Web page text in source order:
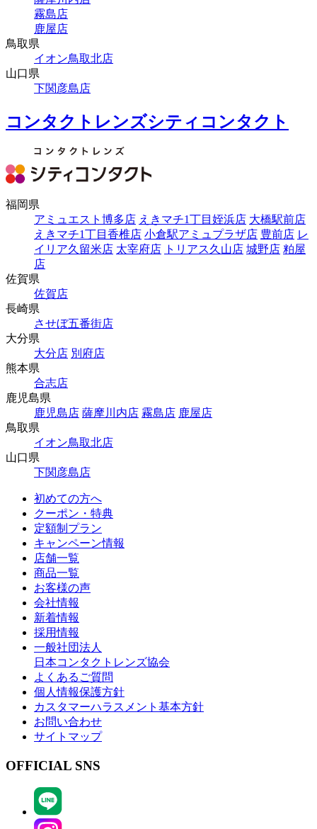
霧島店
鹿屋店
鳥取県
イオン鳥取北店
山口県
下関彦島店
コンタクトレンズシティコンタクト
福岡県
アミュエスト博多店 えきマチ1丁目姪浜店 大橋駅前店
えきマチ1丁目香椎店 小倉駅アミュプラザ店 豊前店 レ
イリア久留米店 太宰府店 トリアス久山店 城野店 粕屋
店
佐賀県
佐賀店
長崎県
させぼ五番街店
大分県
大分店 別府店
熊本県
合志店
鹿児島県
鹿児島店 薩摩川内店 霧島店 鹿屋店
鳥取県
イオン鳥取北店
山口県
下関彦島店
初めての方へ
クーポン・特典
定額制プラン
キャンペーン情報
店舗一覧
商品一覧
お客様の声
会社情報
新着情報
採用情報
一般社団法人
日本コンタクトレンズ協会
よくあるご質問
個人情報保護方針
カスタマーハラスメント基本方針
お問い合わせ
サイトマップ
OFFICIAL SNS